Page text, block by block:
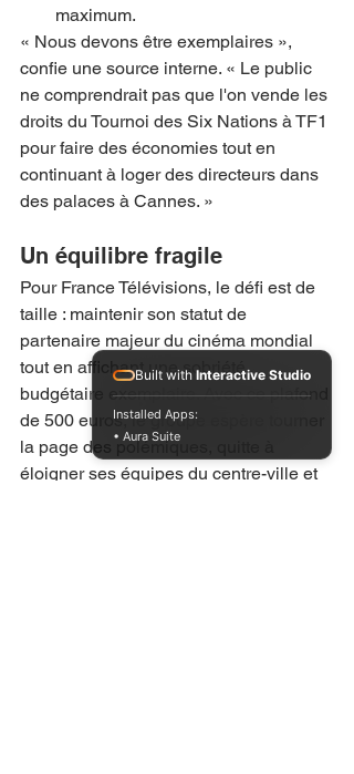
maximum.
« Nous devons être exemplaires »,
confie une source interne. « Le public
ne comprendrait pas que l'on vende les
droits du Tournoi des Six Nations à TF1
pour faire des économies tout en
continuant à loger des directeurs dans
des palaces à Cannes. »
Un équilibre fragile
Pour France Télévisions, le défi est de
taille : maintenir son statut de
partenaire majeur du cinéma mondial
tout en affichant une sobriété
budgétaire exemplaire. Avec ce plafond
de 500 euros, le groupe espère tourner
la page des polémiques, quitte à
éloigner ses équipes du centre-ville et
Built with Interactive Studio
Installed Apps:
• Aura Suite